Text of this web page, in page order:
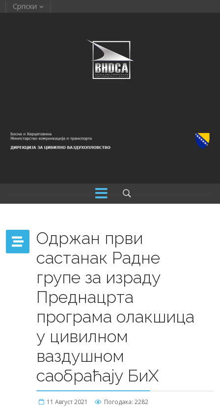
Српски
Одржан први
састанак Радне
групе за израду
Преднацрта
програма олакшица
у цивилном
ваздушном
саобраћају БиХ
11 Август 2021 Погодака: 2282